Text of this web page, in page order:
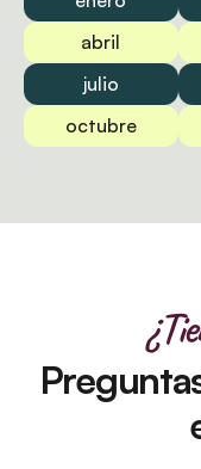
abril
julio
octubre